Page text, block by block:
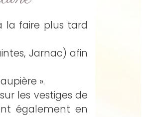
la faire plus tard
Jarnac) afin
».
les vestiges de
également en